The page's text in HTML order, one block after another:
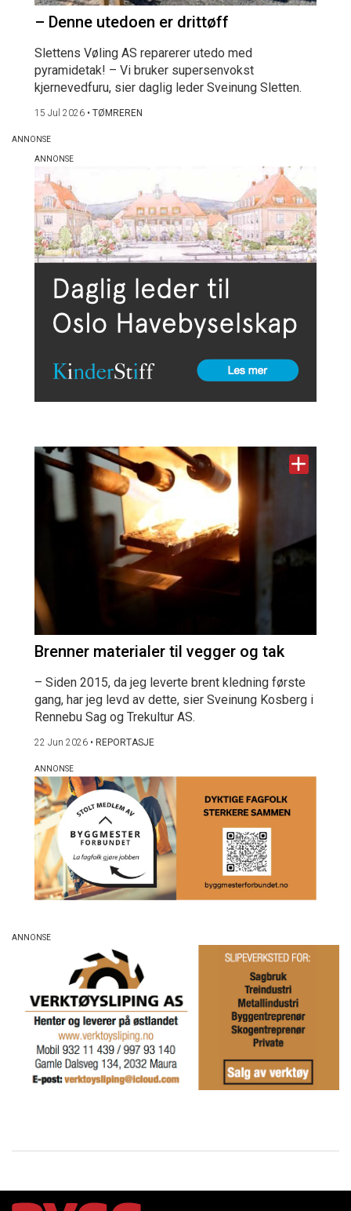
– Denne utedoen er drittøff
Slettens Vøling AS reparerer utedo med
pyramidetak! – Vi bruker supersenvokst
kjernevedfuru, sier daglig leder Sveinung Sletten.
15 Jul 2026 • TØMREREN
Brenner materialer til vegger og tak
– Siden 2015, da jeg leverte brent kledning første
gang, har jeg levd av dette, sier Sveinung Kosberg i
Rennebu Sag og Trekultur AS.
22 Jun 2026 • REPORTASJE